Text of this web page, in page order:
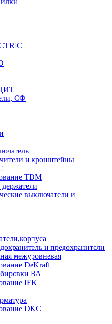
СФ
и кронштейны
TDM
выключатели и
и предохранители
межуровневая
DeKraft
ВА
IEK
DKC